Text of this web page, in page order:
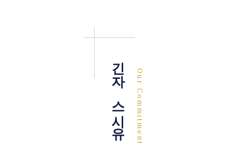
Our Commitment
긴자 스시유